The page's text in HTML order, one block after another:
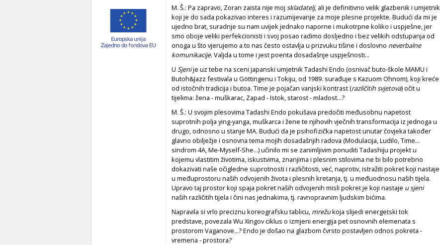
M. Š.: Pa zapravo, Zoran zaista nije moj skladatelj, ali je definitivno velik glazbenik i umjetnik
koji je do sada pokazivao interes i razumijevanje za moje plesne projekte. Budući da mi je
ujedno brat, suradnje su nam uvijek jednako naporne i mukotrpne koliko i uspješne, jer
smo oboje veliki perfekcionisti i svoj posao radimo dosljedno i bez velikih odstupanja od
onoga u što vjerujemo a to nas često ostavlja u prizvuku tišine i doslovno neverbalne
komunikacije. Valjda u tome i jest poenta dosadašnje uspješnosti...
U Sjenije uz tebe na sceni japanski umjetnik Tadashi Endo (osnivač buto-škole MAMU i
Butoh&Jazz festivala u Göttingenu i Tokiju, od 1989. surađuje s Kazuom Ohnom), koji kreće
od istočnih tradicija i butoa. Time je pojačan vanjski kontrast (različitih svjetova) očit u
tijelima: žena - muškarac, Zapad - Istok, starost - mladost...?
M. Š.: U svojim plesovima Tadashi Endo pokušava predočiti međusobnu napetost
suprotnih polja ying-yanga, muškarca i žene te njihovih vječnih transformacija iz jednoga u
drugo, odnosno u stanje MA. Budući da je psihofizička napetost unutar čovjeka također
glavno obilježje i osnovna tema mojih dosadašnjih radova (Modulacija, Ludilo, Time...
sindrom 4A, Me-Myself-She...) učinilo mi se zanimljivim ponuditi Tadashiju projekt u
kojemu vlastitim životima, iskustvima, znanjima i plesnim stilovima ne bi bilo potrebno
dokazivati naše očigledne suprotnosti i različitosti, već, naprotiv, istražiti pokret koji nastaje
u međuprostoru naših odvojenih života i plesnih kretanja, tj. u međuodnosu naših tijela.
Upravo taj prostor koji spaja pokret naših odvojenih misli pokret je koji nastaje u sjeni
naših različitih tijela i čini nas jednakima, tj. ravnopravnim ljudskim bićima.
Napravila si vrlo preciznu koreografsku tablicu, mrežukoja slijedi energetski tok
predstave, povezala Wu Xingov ciklus o izmjeni energija pet osnovnih elemenata s
prostorom Vaganove...? Endo je došao na glazbom čvrsto postavljen odnos pokreta -
vremena - prostora?